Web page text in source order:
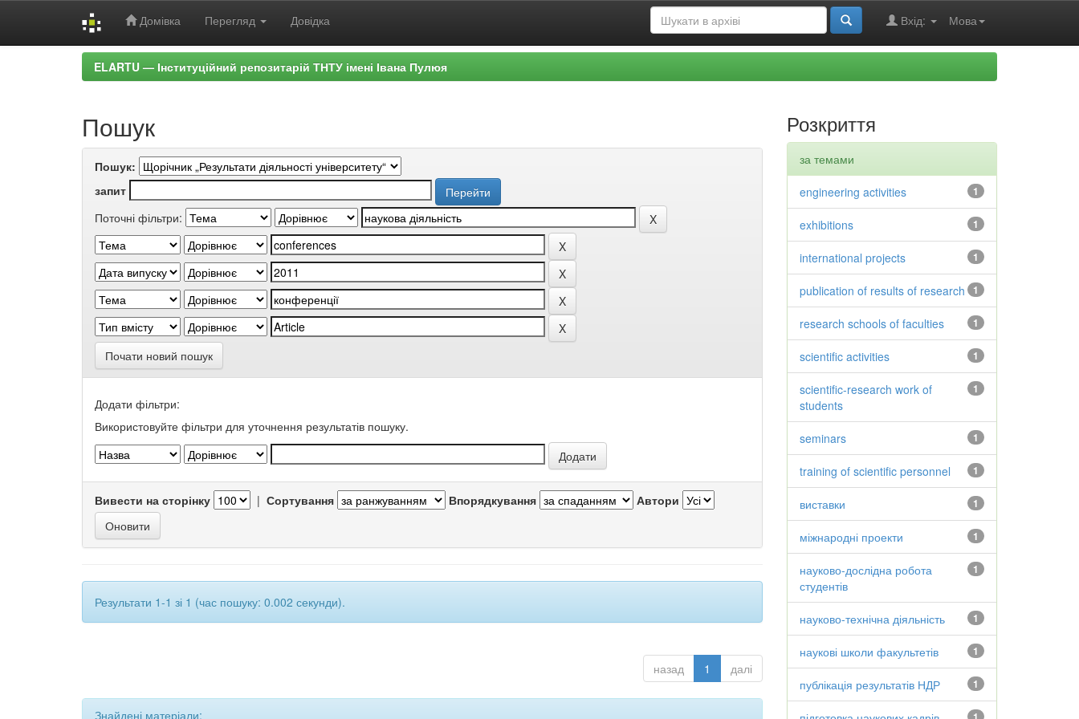
Домівка Перегляд Довідка Мова
Вхід:
ELARTU — Інституційний репозитарій ТНТУ імені Івана Пулюя
Пошук
Пошук:
запит
Поточні фільтри:
Почати новий пошук
Додати фільтри:
Використовуйте фільтри для уточнення результатів пошуку.
Вивести на сторінку | Сортування Впорядкування Автори
Результати 1-1 зі 1 (час пошуку: 0.002 секунди).
назад 1 далі
Знайдені матеріали:
Розкриття
за темами
1
engineering activities
1
exhibitions
1
international projects
1
publication of results of research
1
research schools of faculties
1
scientific activities
1
scientific-research work of
students
1
seminars
1
training of scientific personnel
1
виставки
1
міжнародні проекти
1
науково-дослідна робота
студентів
1
науково-технічна діяльність
1
наукові школи факультетів
1
публікація результатів НДР